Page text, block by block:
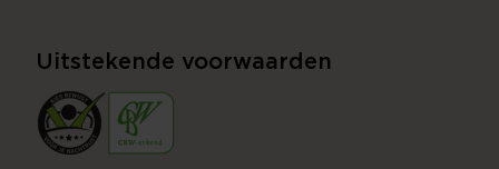
Uitstekende voorwaarden